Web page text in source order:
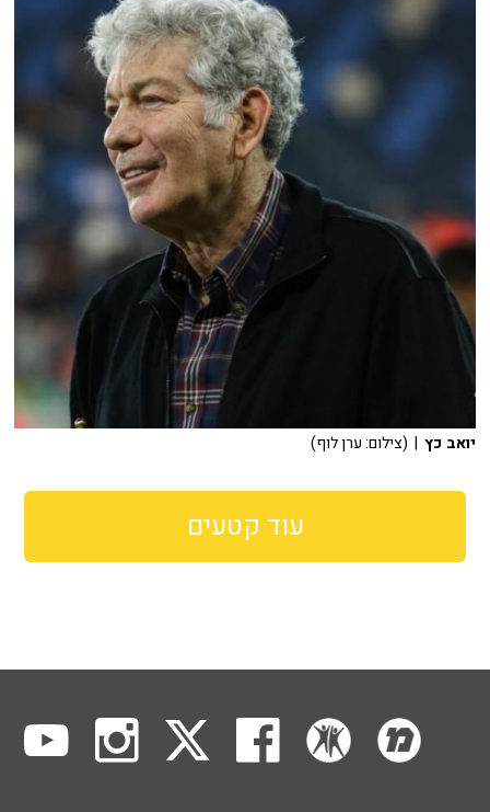
יואב כץ | (צילום: ערן לוף)
עוד קטעים